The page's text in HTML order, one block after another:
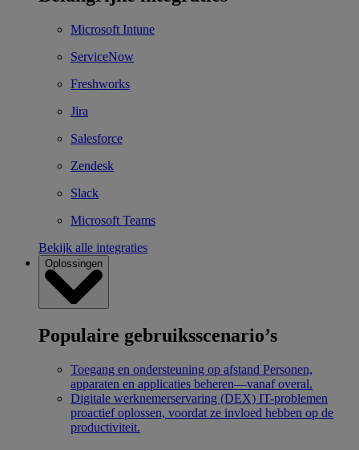
Microsoft Intune
ServiceNow
Freshworks
Jira
Salesforce
Zendesk
Slack
Microsoft Teams
Bekijk alle integraties
Oplossingen
Populaire gebruiksscenario’s
Toegang en ondersteuning op afstand Personen,
apparaten en applicaties beheren—vanaf overal.
Digitale werknemerservaring (DEX) IT-problemen
proactief oplossen, voordat ze invloed hebben op de
productiviteit.